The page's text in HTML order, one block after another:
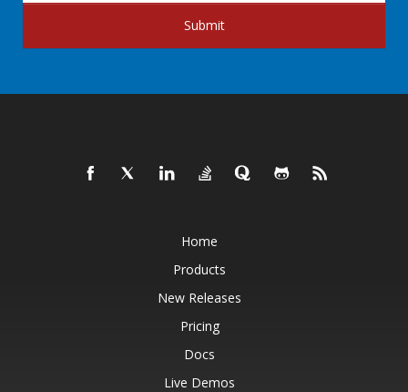
Submit
Home
Products
New Releases
Pricing
Docs
Live Demos